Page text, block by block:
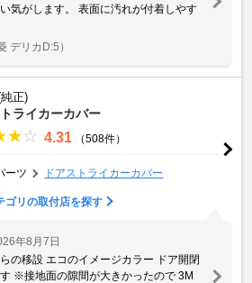
気がします。 表面に汚れが付着しやす
デリカD:5）
正)
トライカーカバー
4.31 （508件）
ーツ ドアストライカーカバー
ゴリの取付店を探す
年8月7日
の移設 エコのイメージカラー ドア開閉
※接地面の隙間が大きかったので 3M